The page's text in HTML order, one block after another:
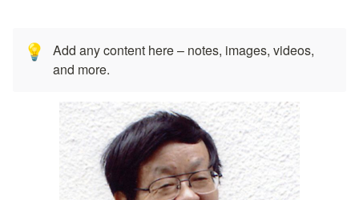
💡
Add any content here – notes, images, videos,
and more.